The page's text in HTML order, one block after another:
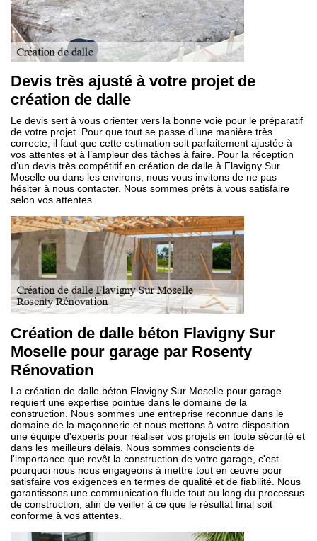
Devis très ajusté à votre projet de
création de dalle
Le devis sert à vous orienter vers la bonne voie pour le préparatif
de votre projet. Pour que tout se passe d’une manière très
correcte, il faut que cette estimation soit parfaitement ajustée à
vos attentes et à l’ampleur des tâches à faire. Pour la réception
d’un devis très compétitif en création de dalle à Flavigny Sur
Moselle ou dans les environs, nous vous invitons de ne pas
hésiter à nous contacter. Nous sommes prêts à vous satisfaire
selon vos attentes.
Création de dalle béton Flavigny Sur
Moselle pour garage par Rosenty
Rénovation
La création de dalle béton Flavigny Sur Moselle pour garage
requiert une expertise pointue dans le domaine de la
construction. Nous sommes une entreprise reconnue dans le
domaine de la maçonnerie et nous mettons à votre disposition
une équipe d'experts pour réaliser vos projets en toute sécurité et
dans les meilleurs délais. Nous sommes conscients de
l'importance que revêt la construction de votre garage, c'est
pourquoi nous nous engageons à mettre tout en œuvre pour
satisfaire vos exigences en termes de qualité et de fiabilité. Nous
garantissons une communication fluide tout au long du processus
de construction, afin de veiller à ce que le résultat final soit
conforme à vos attentes.